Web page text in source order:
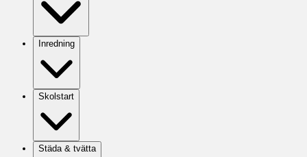
Inredning
Skolstart
Städa & tvätta